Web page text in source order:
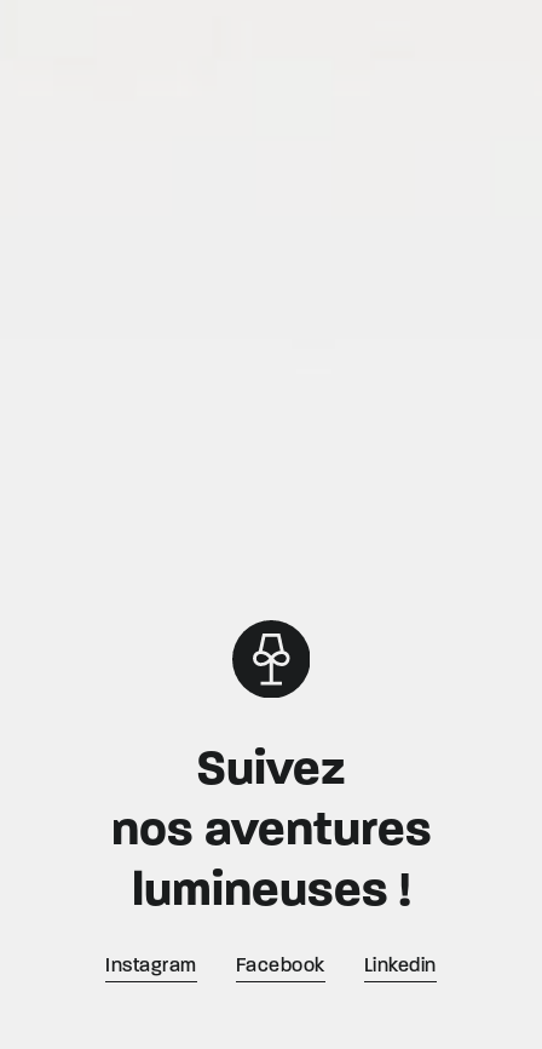
Suivez
nos aventures
lumineuses !
Instagram Facebook Linkedin